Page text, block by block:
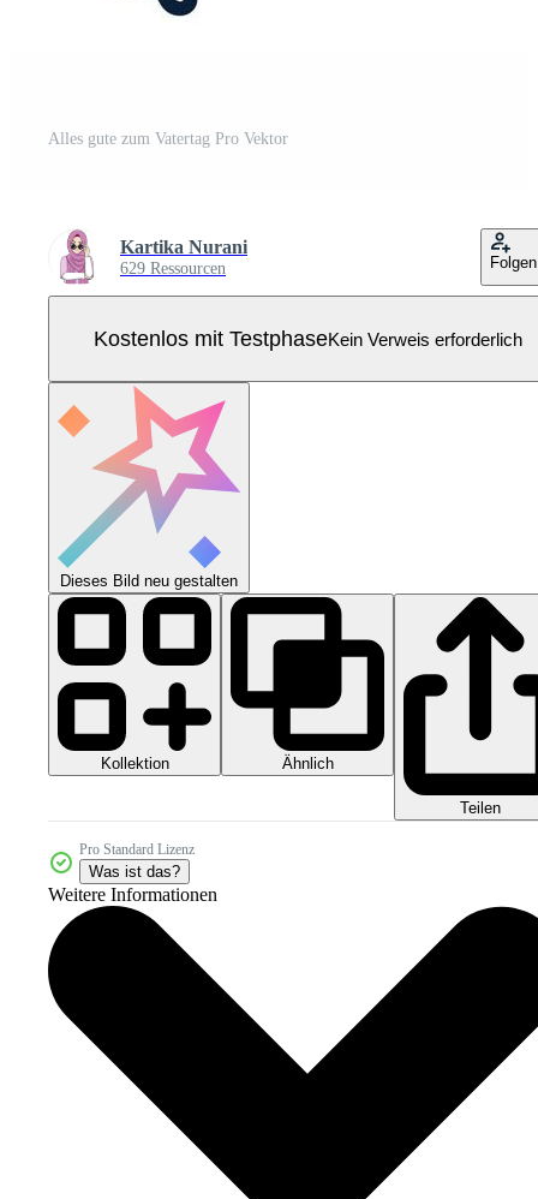
Alles gute zum Vatertag Pro Vektor
Kartika Nurani
629 Ressourcen Folgen
Kostenlos mit TestphaseKein Verweis erforderlich
Dieses Bild neu gestalten
Kollektion Ähnlich
Teilen
Pro Standard Lizenz
Was ist das?
Weitere Informationen